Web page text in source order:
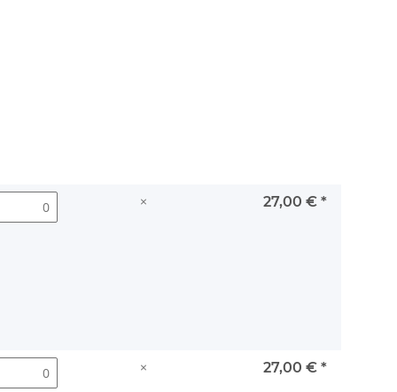
× 27,00 € *
× 27,00 € *